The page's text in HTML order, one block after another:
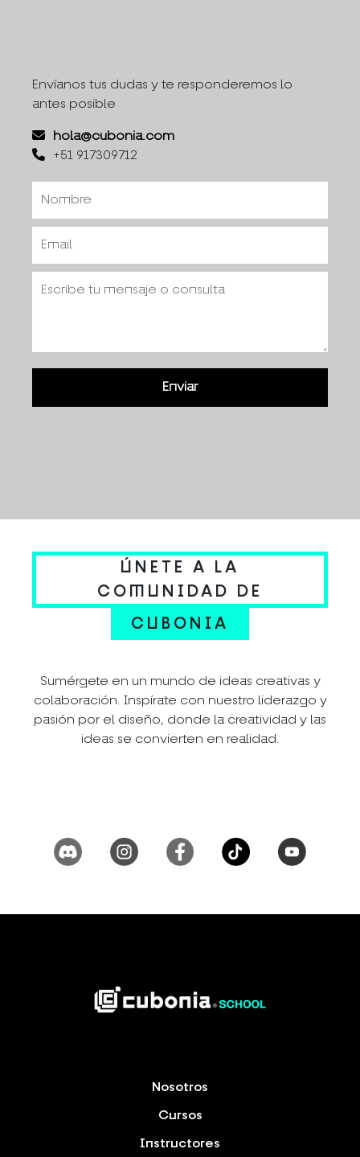
Envíanos tus dudas y te responderemos lo
antes posible
hola@cubonia.com
+51 917309712
ÚNETE A LA
COMUNIDAD DE
CUBONIA
Sumérgete en un mundo de ideas creativas y
colaboración. Inspírate con nuestro liderazgo y
pasión por el diseño, donde la creatividad y las
ideas se convierten en realidad.
Nosotros
Cursos
Instructores